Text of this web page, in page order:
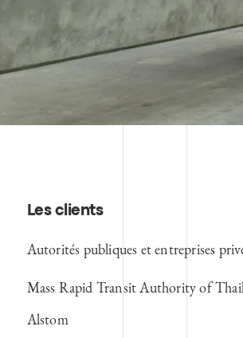
Les clients
Autorités publiques et entreprises
Mass Rapid Transit Authority of
Alstom